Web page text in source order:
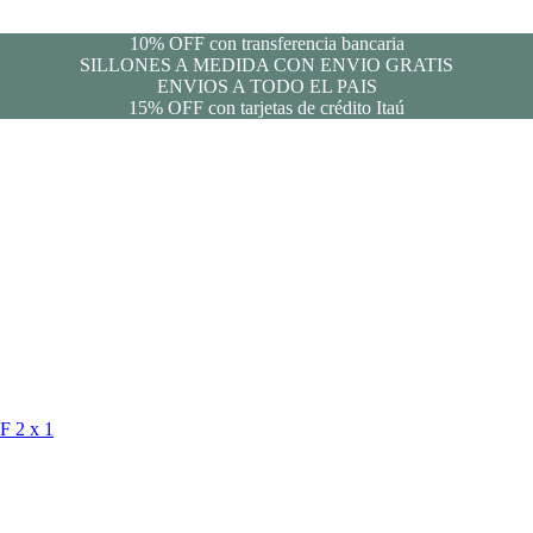
10% OFF con transferencia bancaria
SILLONES A MEDIDA CON ENVIO GRATIS
ENVIOS A TODO EL PAIS
15% OFF con tarjetas de crédito Itaú
2 x 1